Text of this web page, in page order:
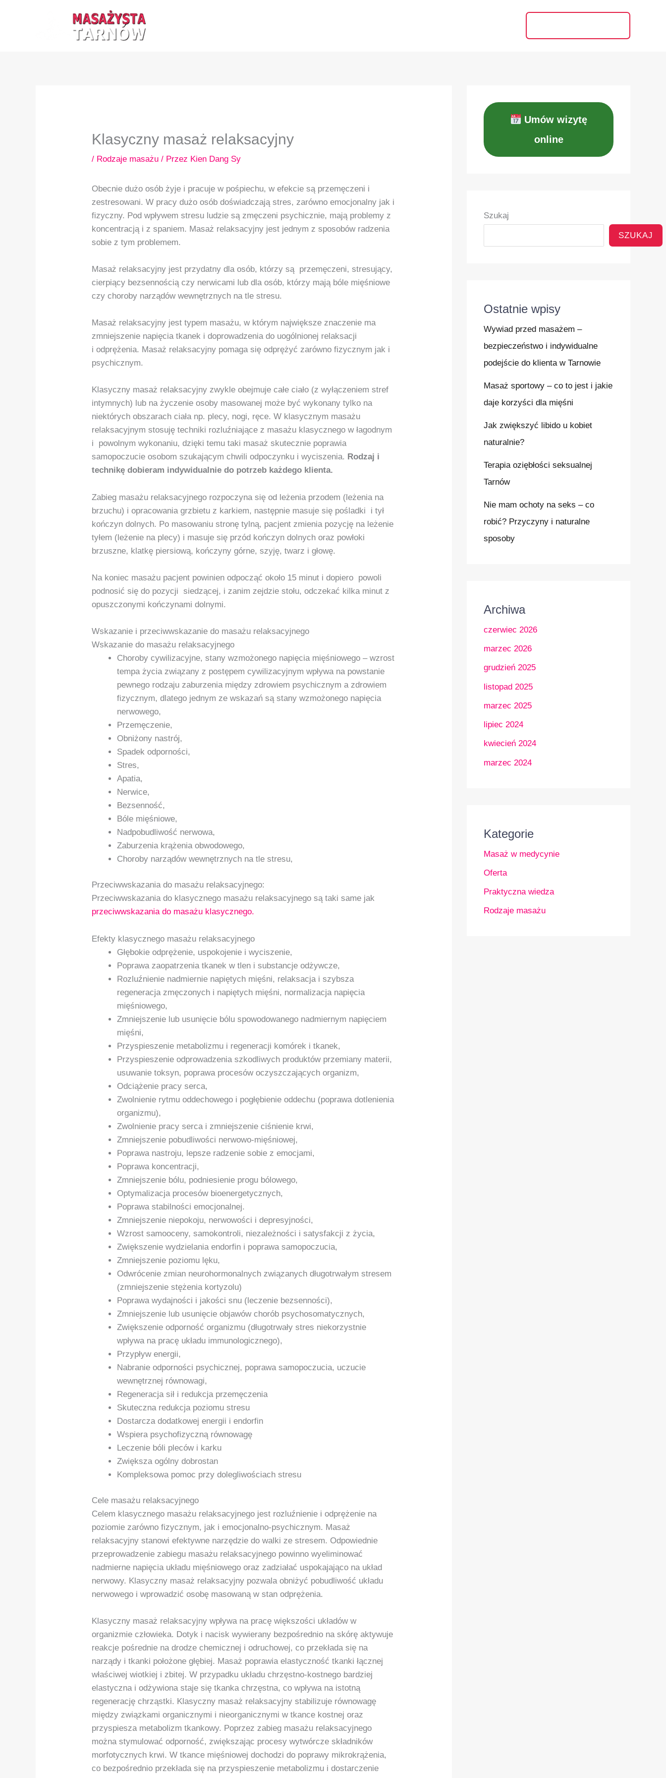
Klasyczny masaż relaksacyjny
/ Rodzaje masażu / Przez Kien Dang Sy
Obecnie dużo osób żyje i pracuje w pośpiechu, w efekcie są przemęczeni i
zestresowani. W pracy dużo osób doświadczają stres, zarówno emocjonalny jak i
fizyczny. Pod wpływem stresu ludzie są zmęczeni psychicznie, mają problemy z
koncentracją i z spaniem. Masaż relaksacyjny jest jednym z sposobów radzenia
sobie z tym problemem.
Masaż relaksacyjny jest przydatny dla osób, którzy są przemęczeni, stresujący,
cierpiący bezsennością czy nerwicami lub dla osób, którzy mają bóle mięśniowe
czy choroby narządów wewnętrznych na tle stresu.
Masaż relaksacyjny jest typem masażu, w którym największe znaczenie ma
zmniejszenie napięcia tkanek i doprowadzenia do uogólnionej relaksacji
i odprężenia. Masaż relaksacyjny pomaga się odprężyć zarówno fizycznym jak i
psychicznym.
Klasyczny masaż relaksacyjny zwykle obejmuje całe ciało (z wyłączeniem stref
intymnych) lub na życzenie osoby masowanej może być wykonany tylko na
niektórych obszarach ciała np. plecy, nogi, ręce. W klasycznym masażu
relaksacyjnym stosuję techniki rozluźniające z masażu klasycznego w łagodnym
i powolnym wykonaniu, dzięki temu taki masaż skutecznie poprawia
samopoczucie osobom szukającym chwili odpoczynku i wyciszenia. Rodzaj i
technikę dobieram indywidualnie do potrzeb każdego klienta.
Zabieg masażu relaksacyjnego rozpoczyna się od leżenia przodem (leżenia na
brzuchu) i opracowania grzbietu z karkiem, następnie masuje się pośladki i tył
kończyn dolnych. Po masowaniu stronę tylną, pacjent zmienia pozycję na leżenie
tyłem (leżenie na plecy) i masuje się przód kończyn dolnych oraz powłoki
brzuszne, klatkę piersiową, kończyny górne, szyję, twarz i głowę.
Na koniec masażu pacjent powinien odpocząć około 15 minut i dopiero powoli
podnosić się do pozycji siedzącej, i zanim zejdzie stołu, odczekać kilka minut z
opuszczonymi kończynami dolnymi.
Wskazanie i przeciwwskazanie do masażu relaksacyjnego
Wskazanie do masażu relaksacyjnego
Choroby cywilizacyjne, stany wzmożonego napięcia mięśniowego – wzrost
tempa życia związany z postępem cywilizacyjnym wpływa na powstanie
pewnego rodzaju zaburzenia między zdrowiem psychicznym a zdrowiem
fizycznym, dlatego jednym ze wskazań są stany wzmożonego napięcia
nerwowego,
Przemęczenie,
Obniżony nastrój,
Spadek odporności,
Stres,
Apatia,
Nerwice,
Bezsenność,
Bóle mięśniowe,
Nadpobudliwość nerwowa,
Zaburzenia krążenia obwodowego,
Choroby narządów wewnętrznych na tle stresu,
Przeciwwskazania do masażu relaksacyjnego:
Przeciwwskazania do klasycznego masażu relaksacyjnego są taki same jak
przeciwwskazania do masażu klasycznego.
Efekty klasycznego masażu relaksacyjnego
Głębokie odprężenie, uspokojenie i wyciszenie,
Poprawa zaopatrzenia tkanek w tlen i substancje odżywcze,
Rozluźnienie nadmiernie napiętych mięśni, relaksacja i szybsza
regeneracja zmęczonych i napiętych mięśni, normalizacja napięcia
mięśniowego,
Zmniejszenie lub usunięcie bólu spowodowanego nadmiernym napięciem
mięśni,
Przyspieszenie metabolizmu i regeneracji komórek i tkanek,
Przyspieszenie odprowadzenia szkodliwych produktów przemiany materii,
usuwanie toksyn, poprawa procesów oczyszczających organizm,
Odciążenie pracy serca,
Zwolnienie rytmu oddechowego i pogłębienie oddechu (poprawa dotlenienia
organizmu),
Zwolnienie pracy serca i zmniejszenie ciśnienie krwi,
Zmniejszenie pobudliwości nerwowo-mięśniowej,
Poprawa nastroju, lepsze radzenie sobie z emocjami,
Poprawa koncentracji,
Zmniejszenie bólu, podniesienie progu bólowego,
Optymalizacja procesów bioenergetycznych,
Poprawa stabilności emocjonalnej.
Zmniejszenie niepokoju, nerwowości i depresyjności,
Wzrost samooceny, samokontroli, niezależności i satysfakcji z życia,
Zwiększenie wydzielania endorfin i poprawa samopoczucia,
Zmniejszenie poziomu lęku,
Odwrócenie zmian neurohormonalnych związanych długotrwałym stresem
(zmniejszenie stężenia kortyzolu)
Poprawa wydajności i jakości snu (leczenie bezsenności),
Zmniejszenie lub usunięcie objawów chorób psychosomatycznych,
Zwiększenie odporność organizmu (długotrwały stres niekorzystnie
wpływa na pracę układu immunologicznego),
Przypływ energii,
Nabranie odporności psychicznej, poprawa samopoczucia, uczucie
wewnętrznej równowagi,
Regeneracja sił i redukcja przemęczenia
Skuteczna redukcja poziomu stresu
Dostarcza dodatkowej energii i endorfin
Wspiera psychofizyczną równowagę
Leczenie bóli pleców i karku
Zwiększa ogólny dobrostan
Kompleksowa pomoc przy dolegliwościach stresu
Cele masażu relaksacyjnego
Celem klasycznego masażu relaksacyjnego jest rozluźnienie i odprężenie na
poziomie zarówno fizycznym, jak i emocjonalno‑psychicznym. Masaż
relaksacyjny stanowi efektywne narzędzie do walki ze stresem. Odpowiednie
przeprowadzenie zabiegu masażu relaksacyjnego powinno wyeliminować
nadmierne napięcia układu mięśniowego oraz zadziałać uspokajająco na układ
nerwowy. Klasyczny masaż relaksacyjny pozwala obniżyć pobudliwość układu
nerwowego i wprowadzić osobę masowaną w stan odprężenia.
Klasyczny masaż relaksacyjny wpływa na pracę większości układów w
organizmie człowieka. Dotyk i nacisk wywierany bezpośrednio na skórę aktywuje
reakcje pośrednie na drodze chemicznej i odruchowej, co przekłada się na
narządy i tkanki położone głębiej. Masaż poprawia elastyczność tkanki łącznej
właściwej wiotkiej i zbitej. W przypadku układu chrzęstno‑kostnego bardziej
elastyczna i odżywiona staje się tkanka chrzęstna, co wpływa na istotną
regenerację chrząstki. Klasyczny masaż relaksacyjny stabilizuje równowagę
między związkami organicznymi i nieorganicznymi w tkance kostnej oraz
przyspiesza metabolizm tkankowy. Poprzez zabieg masażu relaksacyjnego
można stymulować odporność, zwiększając procesy wytwórcze składników
morfotycznych krwi. W tkance mięśniowej dochodzi do poprawy mikrokrążenia,
co bezpośrednio przekłada się na przyspieszenie metabolizmu i dostarczenie
Umów wizytę
online
Szukaj
SZUKAJ
Ostatnie wpisy
Wywiad przed masażem –
bezpieczeństwo i indywidualne
podejście do klienta w Tarnowie
Masaż sportowy – co to jest i jakie
daje korzyści dla mięśni
Jak zwiększyć libido u kobiet
naturalnie?
Terapia oziębłości seksualnej
Tarnów
Nie mam ochoty na seks – co
robić? Przyczyny i naturalne
sposoby
Archiwa
czerwiec 2026
marzec 2026
grudzień 2025
listopad 2025
marzec 2025
lipiec 2024
kwiecień 2024
marzec 2024
Kategorie
Masaż w medycynie
Oferta
Praktyczna wiedza
Rodzaje masażu